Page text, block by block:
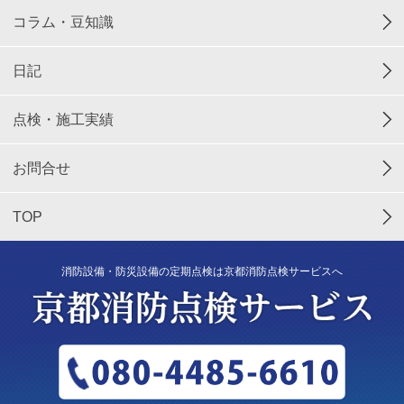
コラム・豆知識
日記
点検・施工実績
お問合せ
TOP
消防設備・防災設備の定期点検は京都消防点検サービスへ